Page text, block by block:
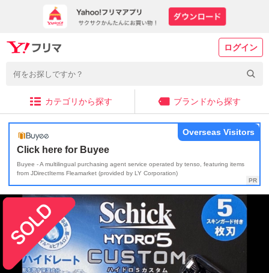
ログイン
カテゴリから探す ブランドから探す
Click here for Buyee
Buyee - A multilingual purchasing agent service operated by tenso, featuring items
from JDirectItems Fleamarket (provided by LY Corporation)
Overseas Visitors